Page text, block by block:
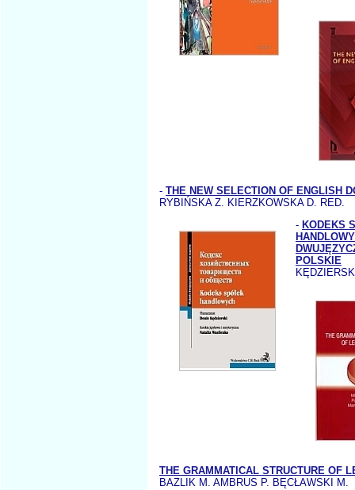
- THE NEW SELECTION OF ENGLISH
RYBIŃSKA Z. KIERZKOWSKA D. RED.
- KODEKS
POLSKIE
THE GRAMMATICAL STRUCTURE OF
BAZLIK M. AMBRUS P. BĘCŁAWSKI M.